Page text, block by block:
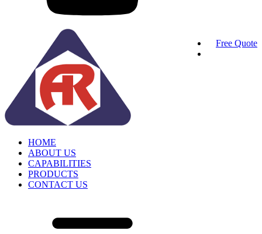
Free Quote
HOME
ABOUT US
CAPABILITIES
PRODUCTS
CONTACT US